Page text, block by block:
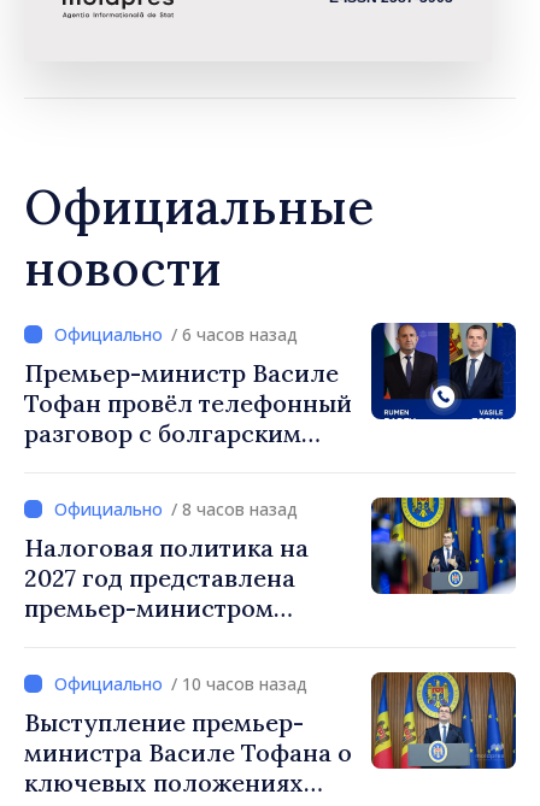
Официальные
новости
/ 6 часов назад
Премьер-министр Василе
Тофан провёл телефонный
разговор с болгарским
Радевым
/ 8 часов назад
Налоговая политика на
2027 год представлена
премьер-министром
снижение налоговой
нагрузки на труд,
стимулирование
инвестиций и более
справедливое
/ 10 часов назад
Выступление премьер-
министра Василе Тофана о
ключевых положениях